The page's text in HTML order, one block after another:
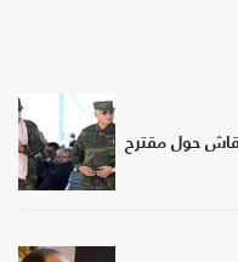
حول مقترح